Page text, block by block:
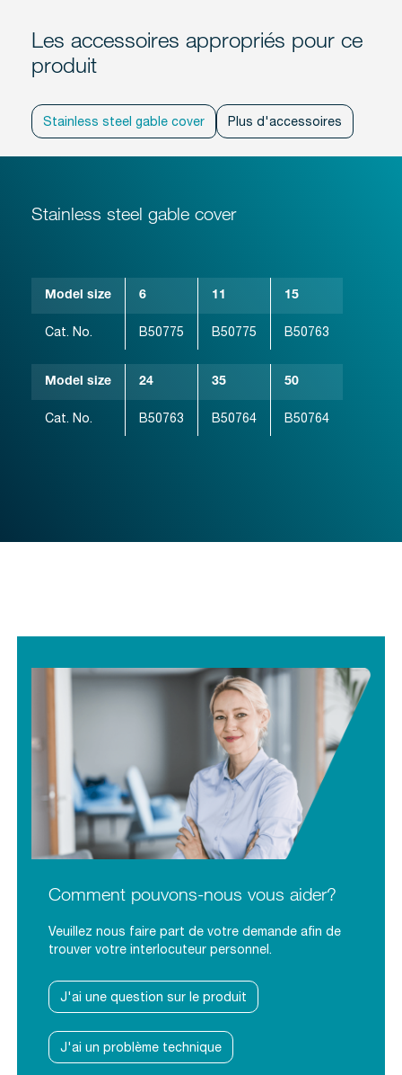
Les accessoires appropriés pour ce
produit
Stainless steel gable cover Plus d'accessoires
Stainless steel gable cover
Model size 6 11 15
Cat. No. B50775 B50775 B50763
Model size 24 35 50
Cat. No. B50763 B50764 B50764
Comment pouvons-nous vous aider?
Veuillez nous faire part de votre demande afin de
trouver votre interlocuteur personnel.
J'ai une question sur le produit
J'ai un problème technique